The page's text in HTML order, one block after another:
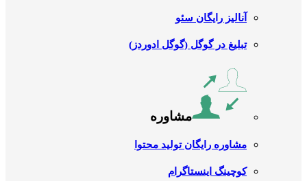
آنالیز رایگان سئو
تبلیغ در گوگل (گوگل ادوردز)
مشاوره
مشاوره رایگان تولید محتوا
کوچینگ اینستاگرام